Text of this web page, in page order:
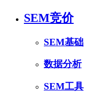
SEM竞价
SEM基础
数据分析
SEM工具